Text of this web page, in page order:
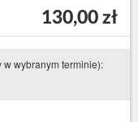
130,00 zł
wybranym terminie):